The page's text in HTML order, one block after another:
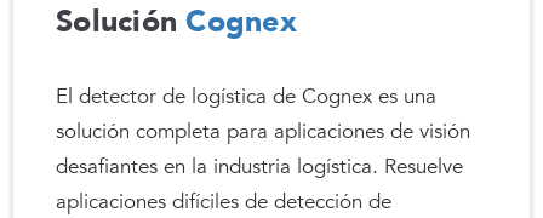
SoluciónCognex
El detector de logística de Cognex es una
solución completa para aplicaciones de visión
desafiantes en la industria logística. Resuelve
aplicaciones difíciles de detección de